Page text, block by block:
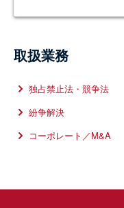
スピーカー：
30 Oct 2015
開催地：東京都
開催者：公正取引協会
新興国競争法
29 Jun 2026
米国における
動向とDOJ及
12 Jun 2019
食品表示の法
ス上の留意点
等の法律実務
掲載紙（誌）
取扱業務：独占禁
3 Dec 2025
Competition
ンキングで独
取扱業務
独占禁止法・競争法
紛争解決
コーポレート／M&A